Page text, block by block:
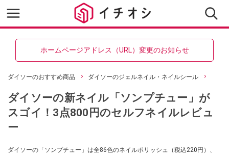
ホームページアドレス（URL）変更のお知らせ
ダイソーのおすすめ商品 ダイソーのジェルネイル・ネイルシール
ダイソーの新ネイル「ソンプチュー」が
スゴイ！3点800円のセルフネイルレビュ
ー
ダイソーの「ソンプチュー」は全86色のネイルポリッシュ（税込220円）、